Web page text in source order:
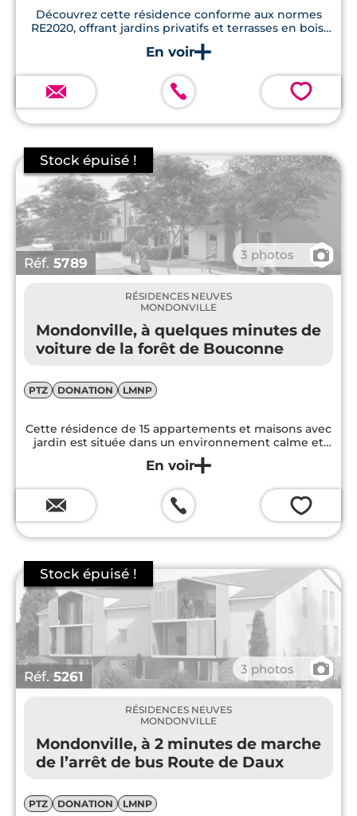
sont installés à Mondonville, attestant ainsi
son attractivité et de son dynamisme
. Si vous désirez investir en loi
Pinel à Toulouse
ou en périphérie,
Mondonville est donc un excellent choix.
Découvrez cette résidence conforme aux normes
RE2020, offrant jardins privatifs et terrasses en bois,
situé à moins de 20 minutes des commodités
essentielles.
💗
Réf. 5789 3 photos 📷
RÉSIDENCES NEUVES
MONDONVILLE
Mondonville, à quelques minutes de
voiture de la forêt de Bouconne
PTZ DONATION LMNP
Cette résidence de 15 appartements et maisons avec
jardin est située dans un environnement calme et
verdoyant qui invite à la sérénité.
💗
Réf. 5261 3 photos 📷
RÉSIDENCES NEUVES
MONDONVILLE
Mondonville, à 2 minutes de marche
de l’arrêt de bus Route de Daux
PTZ DONATION LMNP